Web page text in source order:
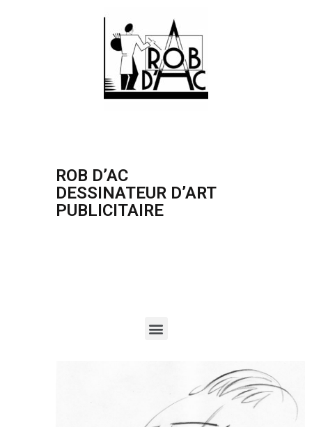
ROB D’AC
DESSINATEUR D’ART
PUBLICITAIRE